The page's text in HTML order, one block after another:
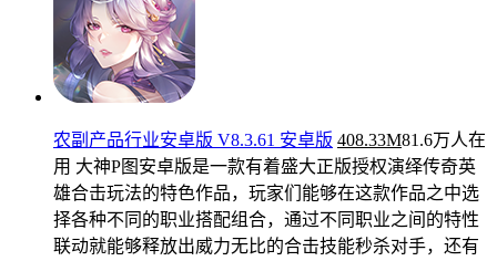
农副产品行业安卓版 V8.3.61 安卓版 408.33M81.6万人在
用 大神P图安卓版是一款有着盛大正版授权演绎传奇英
雄合击玩法的特色作品，玩家们能够在这款作品之中选
择各种不同的职业搭配组合，通过不同职业之间的特性
联动就能够释放出威力无比的合击技能秒杀对手，还有